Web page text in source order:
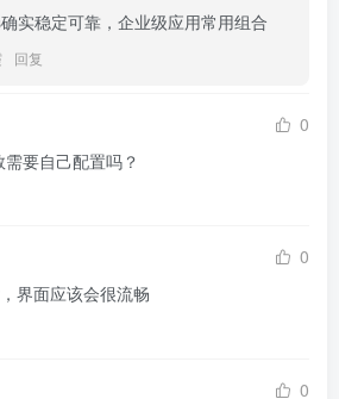
实稳定可靠，企业级应用常用组合
回复
0
要自己配置吗？
0
界面应该会很流畅
0